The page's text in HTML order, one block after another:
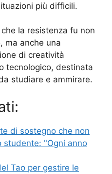
più difficili.
la resistenza fu non
ma anche una
di creatività
tecnologico, destinata
studiare e ammirare.
di sostegno che non
studente: "Ogni anno
Tao per gestire le